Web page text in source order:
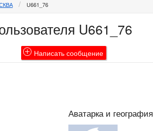
U661_76
U661_76
Написатьсообщение
Аватарка и география